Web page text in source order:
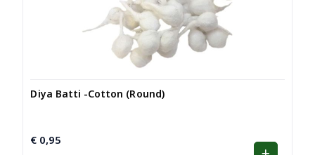
Diya Batti -Cotton (Round)
€ 0,95